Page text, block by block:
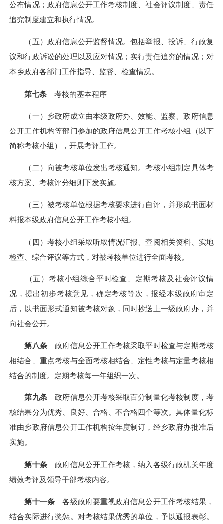
公布情况；政府信息公开工作考核制度、社会评议制度、责任
追究制度建立和执行情况。
（五）政府信息公开监督情况。包括举报、投诉、行政复
议和行政诉讼的处理以及应对情况；实行责任追究的情况；对
本乡政府各部门工作指导、监督、检查情况。
第七条 考核的基本程序
（一） 乡政府成立由本级政府办、效能、监察、政府信息
公开工作机构等部门参加的政府信息公开工作考核小组（以下
简称考核小组），开展考评工作。
（二）向被考核单位发出考核通知。考核小组制定具体考
核方案、考核评分细则下发实施。
（三）被考核单位根据考核要求进行自评，并形成书面材
料报本级政府信息公开工作考核小组。
（四）考核小组采取听取情况汇报、查阅相关资料、实地
检查、综合评议等方式，对被考核单位进行全面考核。
（五）考核小组综合平时检查、定期考核及社会评议情
况，提出初步考核意见，确定考核等次，报经本级政府审定
后，以书面形式通知被考核对象，同时抄送上一级政府办，并
向社会公开。
第八条政府信息公开工作考核采取平时检查与定期考核
相结合、重点考核与全面考核相结合、定性考核与定量考核相
结合的制度。定期考核每一年组织一次。
第九条政府信息公开考核采取百分制量化考核制度，考
核结果分为优秀、良好、合格、不合格四个等次。具体量化标
准由乡政府信息公开工作机构按年度制订，经乡政府办批准后
实施。
第十条政府信息公开工作考核，纳入各级行政机关年度
绩效考评及领导干部考核内容。
第十一条 各级政府要重视政府信息公开工作考核结果，
结合实际进行奖惩。对考核结果优秀的单位，予以通报表彰。